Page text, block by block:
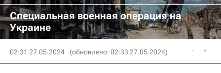
Специальная военная операция на
Украине
02:31 27.05.2024 (обновлено: 02:33 27.05.2024)